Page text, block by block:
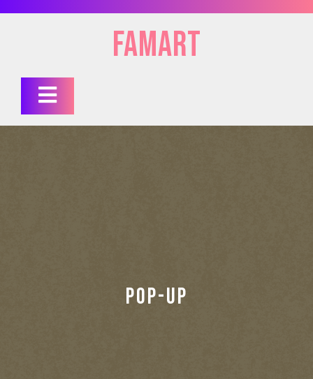
FAMart
Open
Button
POP-UP